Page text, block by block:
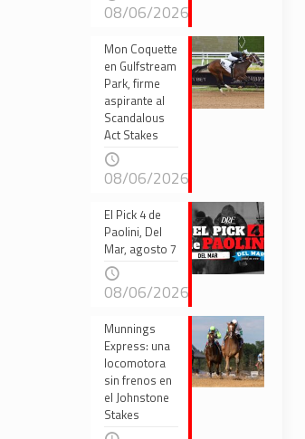
08/06/2026
Mon Coquette
en Gulfstream
Park, firme
aspirante al
Scandalous
Act Stakes
08/06/2026
El Pick 4 de
Paolini, Del
Mar, agosto 7
08/06/2026
Munnings
Express: una
locomotora
sin frenos en
el Johnstone
Stakes